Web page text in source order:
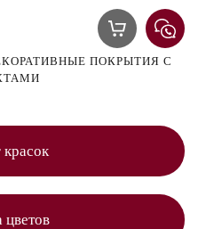
ПОКРЫТИЯ С
красок
цветов